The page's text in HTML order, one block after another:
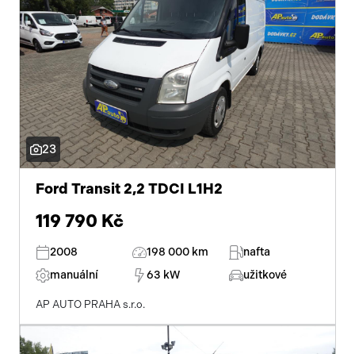
23
Ford Transit 2,2 TDCI L1H2
119 790 Kč
2008 198 000 km
nafta
manuální
63 kW užitkové
AP AUTO PRAHA s.r.o.